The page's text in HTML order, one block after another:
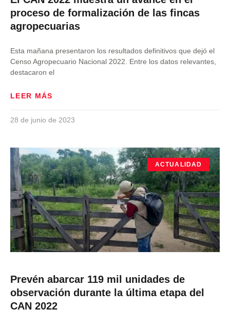
proceso de formalización de las fincas
agropecuarias
Esta mañana presentaron los resultados definitivos que dejó el
Censo Agropecuario Nacional 2022. Entre los datos relevantes,
destacaron el
LEER MÁS
28 de junio de 2023
ACTUALIDAD
Prevén abarcar 119 mil unidades de
observación durante la última etapa del
CAN 2022